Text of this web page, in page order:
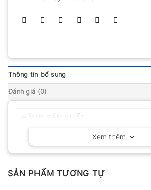
Thông tin bổ sung
Đánh giá (0)
Xem thêm
SẢN PHẨM TƯƠNG TỰ